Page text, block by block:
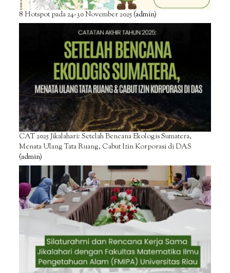
8 Hotspot pada 24-30 November 2025(admin)
CAT 2025 Jikalahari: Setelah Bencana Ekologis Sumatera,
Menata Ulang Tata Ruang, Cabut Izin Korporasi di DAS
(admin)